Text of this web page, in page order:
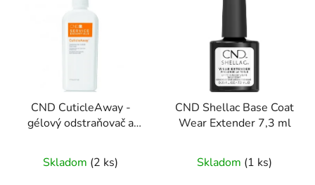
CND CuticleAway -
gélový odstraňovač a
Skladom (2 ks)
CND Shellac Base Coat
Wear Extender 7,3 ml
Skladom (1 ks)